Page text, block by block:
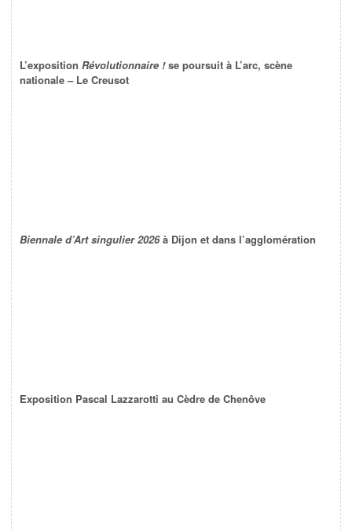
L’exposition Révolutionnaire !se poursuit à L’arc, scène
nationale – Le Creusot
Biennale d’Art singulier 2026à Dijon et dans l’agglomération
Exposition Pascal Lazzarotti au Cèdre de Chenôve